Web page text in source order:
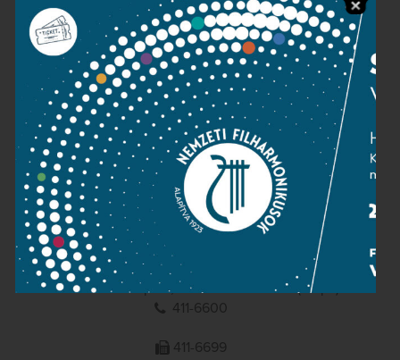
Sajtószoba
Adatvédelem
Impresszum
NEMZETI
FILHARMONIKUSOK
1095 Budapest, Komor Marcell u. 1. (Müpa)
411-6600
411-6699